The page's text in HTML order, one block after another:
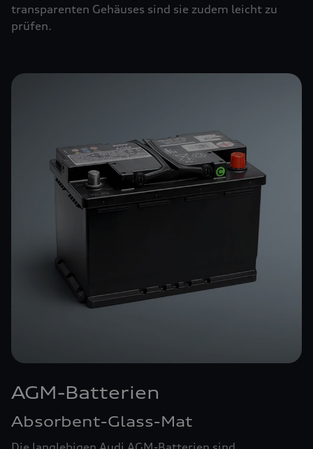
transparenten Gehäuses sind sie zudem leicht zu
prüfen.
AGM-Batterien
Absorbent-Glass-Mat